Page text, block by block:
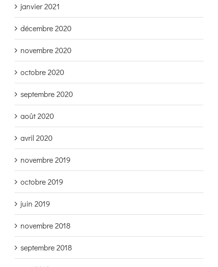
janvier 2021
décembre 2020
novembre 2020
octobre 2020
septembre 2020
août 2020
avril 2020
novembre 2019
octobre 2019
juin 2019
novembre 2018
septembre 2018